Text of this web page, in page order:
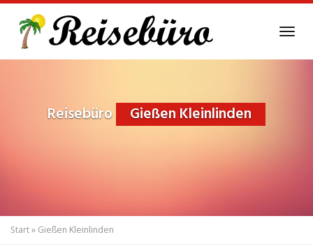
main
Reisebüro Gießen Kleinlinden
Start» Gießen Kleinlinden